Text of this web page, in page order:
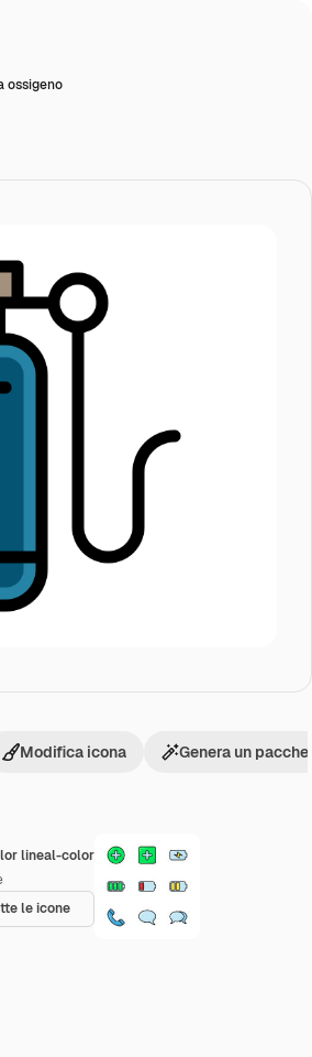
ossigeno
lineal-color
le icone
Modifica icona Genera un